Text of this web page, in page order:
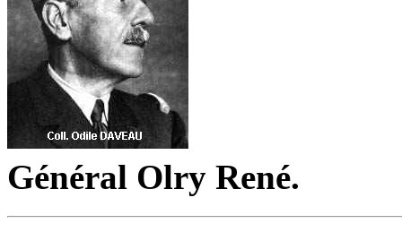
Général Olry René.